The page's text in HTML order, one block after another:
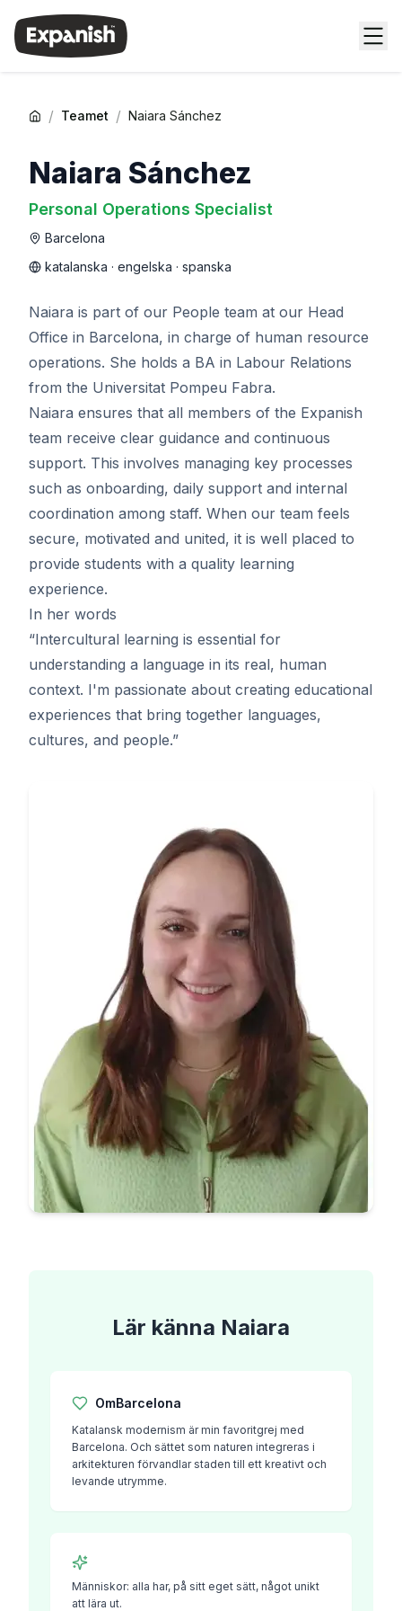
/ Teamet / Naiara Sánchez
Naiara Sánchez
Personal Operations Specialist
Barcelona
katalanska · engelska · spanska
Naiara is part of our People team at our Head
Office in Barcelona, in charge of human resource
operations. She holds a BA in Labour Relations
from the Universitat Pompeu Fabra.
Naiara ensures that all members of the Expanish
team receive clear guidance and continuous
support. This involves managing key processes
such as onboarding, daily support and internal
coordination among staff. When our team feels
secure, motivated and united, it is well placed to
provide students with a quality learning
experience.
In her words
“Intercultural learning is essential for
understanding a language in its real, human
context. I'm passionate about creating educational
experiences that bring together languages,
cultures, and people.”
Lär känna Naiara
OmBarcelona
Katalansk modernism är min favoritgrej med
Barcelona. Och sättet som naturen integreras i
arkitekturen förvandlar staden till ett kreativt och
levande utrymme.
Människor: alla har, på sitt eget sätt, något unikt
att lära ut.